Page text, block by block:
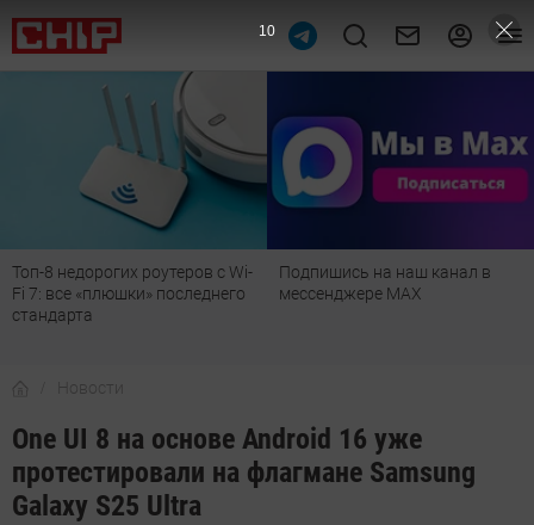
Подпишись на наш канал в
мессенджере МАХ
Рейтинг телевизоров 2026:
лучшие модели для гостиной,
Новости
One UI 8 на основе Android 16 уже
протестировали на флагмане Samsung
Galaxy S25 Ultra
9